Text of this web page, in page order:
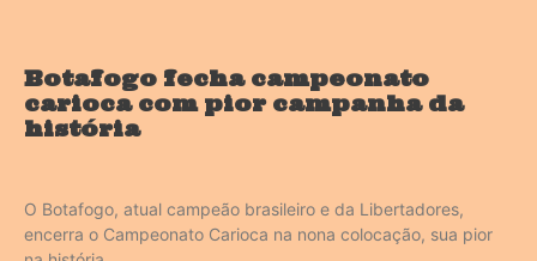
Botafogo fecha campeonato
carioca com pior campanha da
história
O Botafogo, atual campeão brasileiro e da Libertadores,
encerra o Campeonato Carioca na nona colocação, sua pior